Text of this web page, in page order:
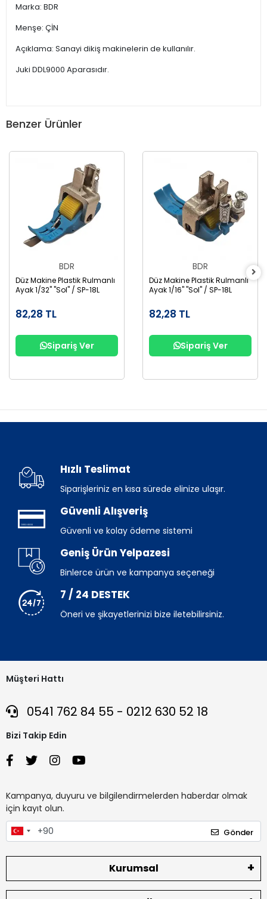
Marka: BDR
Menşe: ÇİN
Açıklama: Sanayi dikiş makinelerin de kullanılır.
Juki DDL9000 Aparasıdır.
Benzer Ürünler
BDR
Düz Makine Plastik Rulmanlı
Ayak 1/32" "Sol" / SP-18L
82,28 TL
Sipariş Ver
BDR
Düz Makine Plastik Rulmanlı
Ayak 1/16" "Sol" / SP-18L
82,28 TL
Sipariş Ver
Hızlı Teslimat
Siparişleriniz en kısa sürede elinize ulaşır.
Güvenli Alışveriş
Güvenli ve kolay ödeme sistemi
Geniş Ürün Yelpazesi
Binlerce ürün ve kampanya seçeneği
7 / 24 DESTEK
Öneri ve şikayetlerinizi bize iletebilirsiniz.
Müşteri Hattı
0541 762 84 55 - 0212 630 52 18
Bizi Takip Edin
Kampanya, duyuru ve bilgilendirmelerden haberdar olmak
için kayıt olun.
Gönder
Kurumsal